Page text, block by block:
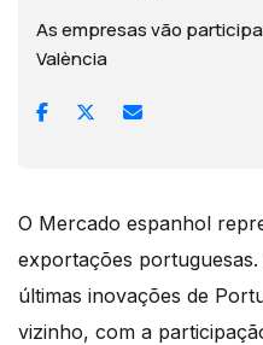
As empresas vão
València
O Mercado espanhol
exportações
últimas inovações de
vizinho, com a